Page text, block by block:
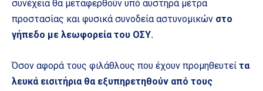
συνέχεια θα μεταφερθούν υπό αυστηρά μέτρα
προστασίας και φυσικά συνοδεία αστυνομικών στο
γήπεδο με λεωφορεία του ΟΣΥ.
Όσον αφορά τους φιλάθλους που έχουν προμηθευτεί τα
λευκά εισιτήρια θα εξυπηρετηθούν από τους